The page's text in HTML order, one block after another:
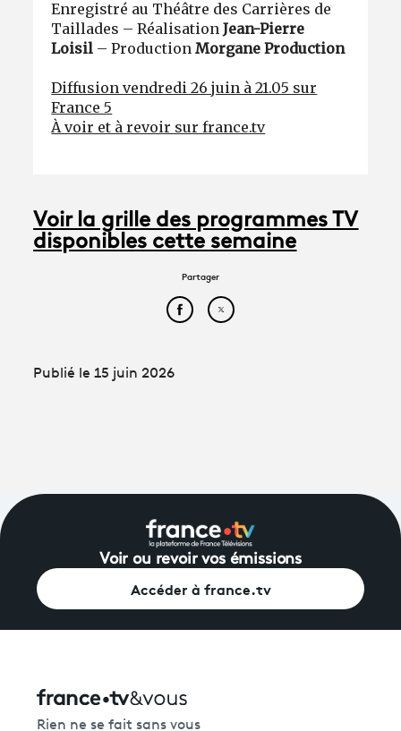
Enregistré au Théâtre des Carrières de
Taillades – RéalisationJean-Pierre
Loisil – ProductionMorgane Production
Diffusion vendredi 26 juin à 21.05 sur
France 5
À voir et à revoir sur france.tv
Voir la grille des programmes TV
disponibles cette semaine
Partager
Partager cet article sur
Partager cet article sur
Publié le 15 juin 2026
Voir ou revoir vos émissions
Accéder à france.tv
Rien ne se fait sans vous